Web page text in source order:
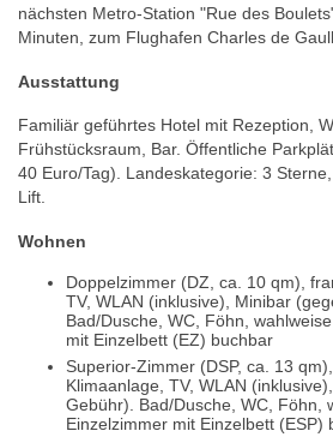
nächsten Metro-Station "Rue des
Minuten, zum Flughafen Charles de
Ausstattung
Familiär geführtes Hotel mit Rezeption,
Frühstücksraum, Bar. Öffentliche
40 Euro/Tag). Landeskategorie: 3
Lift.
Wohnen
Doppelzimmer (DZ, ca. 10 qm),
TV, WLAN (inklusive), Minibar
Bad/Dusche, WC, Föhn,
mit Einzelbett (EZ) buchbar
Superior-Zimmer (DSP, ca. 13
Klimaanlage, TV, WLAN
Gebühr). Bad/Dusche, WC, Föhn,
Einzelzimmer mit Einzelbett (ESP)